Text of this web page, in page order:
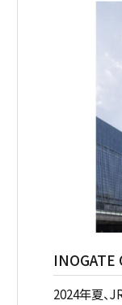
INOGATE
2024年夏、